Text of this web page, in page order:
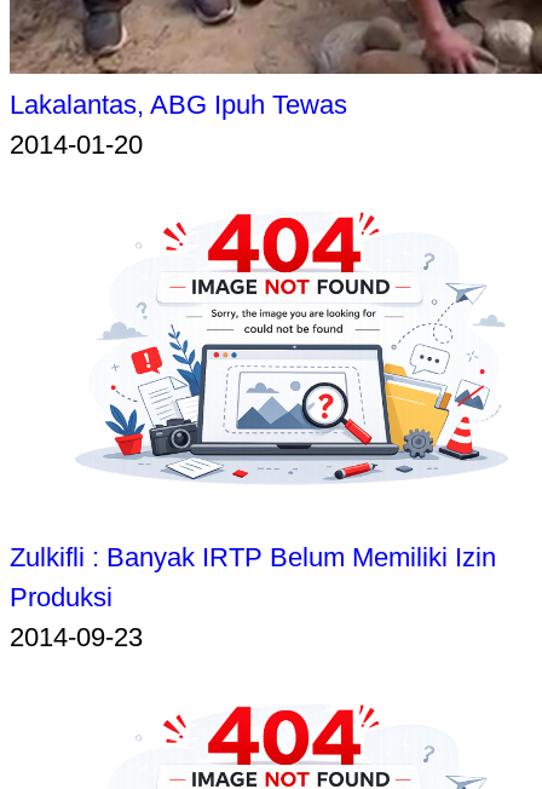
Lakalantas, ABG Ipuh Tewas
2014-01-20
Zulkifli : Banyak IRTP Belum Memiliki Izin
Produksi
2014-09-23